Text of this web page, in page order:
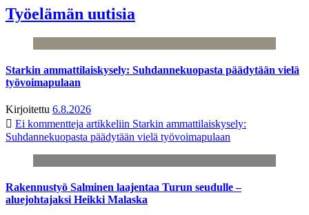
Työelämän uutisia
Starkin ammattilaiskysely: Suhdannekuopasta päädytään vielä
työvoimapulaan
Kirjoitettu 6.8.2026
Ei kommentteja artikkeliin Starkin ammattilaiskysely:
Suhdannekuopasta päädytään vielä työvoimapulaan
Rakennustyö Salminen laajentaa Turun seudulle –
aluejohtajaksi Heikki Malaska